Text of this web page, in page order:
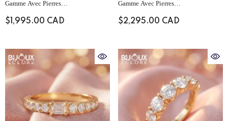
Gamme Avec Pierres
D'accompagnement Baguette
$1,995.00 CAD
Gamme Avec Pierres
D'accompagnement Baguette
$2,295.00 CAD